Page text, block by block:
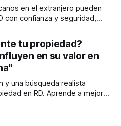
en el extranjero pueden
con confianza y seguridad,
tu propiedad?
en su valor en
y una búsqueda realista
en RD. Aprende a mejorar